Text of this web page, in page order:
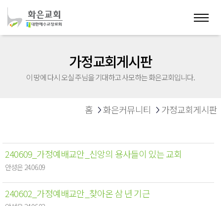
가정교회게시판
이 땅에 다시 오실 주님을 기대하고 사모하는 화은교회입니다.
홈 화은커뮤니티 가정교회게시판
240609_가정예배교안_신앙의 용사들이 있는 교회
안성은 24.06.09
240602_가정예배교안_찾아온 삼 년 기근